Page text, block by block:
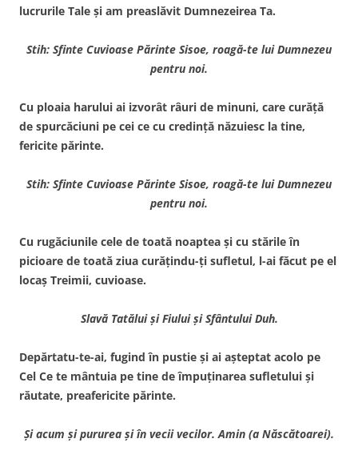
lucrurile Tale şi am preaslăvit Dumnezeirea Ta.
Stih: Sfinte Cuvioase Părinte Sisoe, roagă-te lui Dumnezeu
pentru noi.
Cu ploaia harului ai izvorât râuri de minuni, care curăţă
de spurcăciuni pe cei ce cu credinţă năzuiesc la tine,
fericite părinte.
Stih: Sfinte Cuvioase Părinte Sisoe, roagă-te lui Dumnezeu
pentru noi.
Cu rugăciunile cele de toată noaptea şi cu stările în
picioare de toată ziua curăţindu-ţi sufletul, l-ai făcut pe el
locaş Treimii, cuvioase.
Slavă Tatălui şi Fiului şi Sfântului Duh.
Depărtatu-te-ai, fugind în pustie şi ai aşteptat acolo pe
Cel Ce te mântuia pe tine de împuţinarea sufletului şi
răutate, preafericite părinte.
Şi acum şi pururea şi în vecii vecilor. Amin (a Născătoarei).